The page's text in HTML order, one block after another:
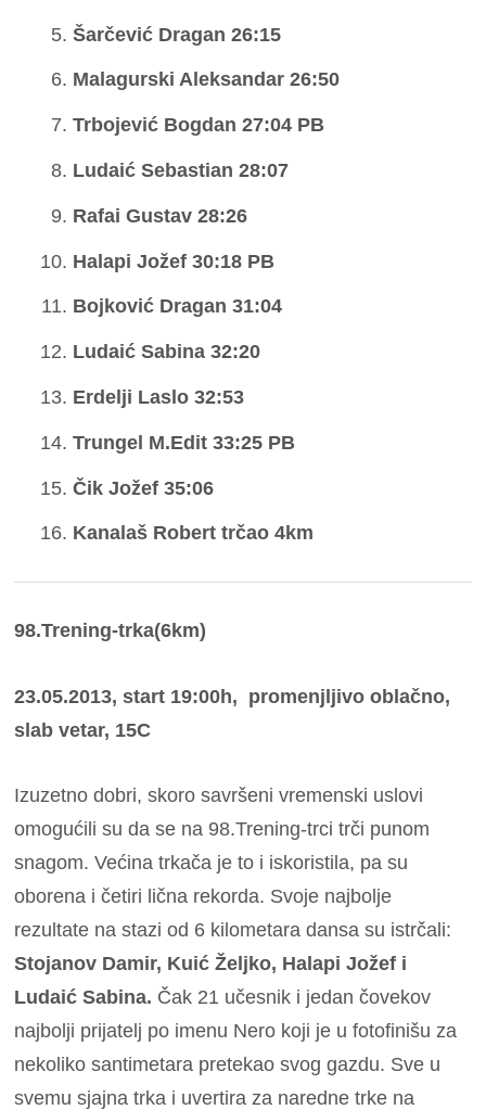
Šarčević Dragan 26:15
Malagurski Aleksandar 26:50
Trbojević Bogdan 27:04 PB
Ludaić Sebastian 28:07
Rafai Gustav 28:26
Halapi Jožef 30:18 PB
Bojković Dragan 31:04
Ludaić Sabina 32:20
Erdelji Laslo 32:53
Trungel M.Edit 33:25 PB
Čik Jožef 35:06
Kanalaš Robert trčao 4km
98.Trening-trka(6km)
23.05.2013, start 19:00h, promenjljivo oblačno,
slab vetar, 15C
Izuzetno dobri, skoro savršeni vremenski uslovi
omogućili su da se na 98.Trening-trci trči punom
snagom. Većina trkača je to i iskoristila, pa su
oborena i četiri lična rekorda. Svoje najbolje
rezultate na stazi od 6 kilometara dansa su istrčali:
Stojanov Damir, Kuić Željko, Halapi Jožef i
Ludaić Sabina. Čak 21 učesnik i jedan čovekov
najbolji prijatelj po imenu Nero koji je u fotofinišu za
nekoliko santimetara pretekao svog gazdu. Sve u
svemu sjajna trka i uvertira za naredne trke na